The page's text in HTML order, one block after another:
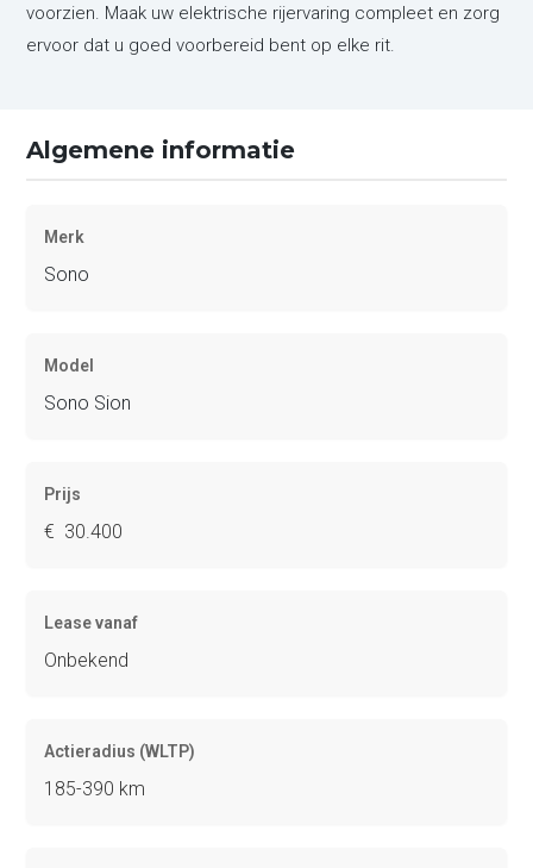
voorzien. Maak uw elektrische rijervaring compleet en zorg
ervoor dat u goed voorbereid bent op elke rit.
Algemene informatie
Merk
Sono
Model
Sono Sion
Prijs
€ 30.400
Lease vanaf
Onbekend
Actieradius (WLTP)
185-390 km